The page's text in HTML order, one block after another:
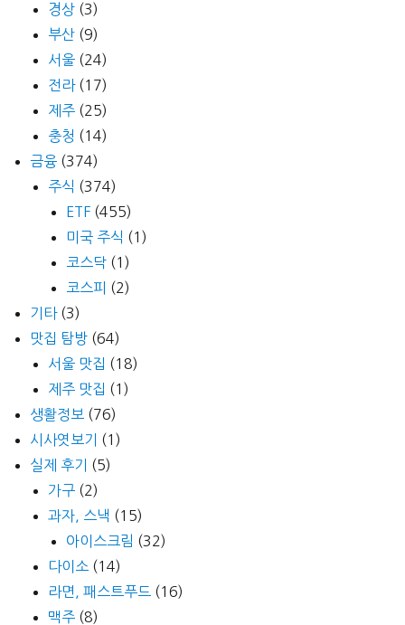
경상 (3)
부산 (9)
서울 (24)
전라(17)
제주 (25)
충청 (14)
금융 (374)
주식 (374)
ETF (455)
미국 주식 (1)
코스닥 (1)
코스피 (2)
기타(3)
맛집 탐방 (64)
서울 맛집 (18)
제주 맛집 (1)
생활정보 (76)
시사엿보기
(1)
실제 후기
(5)
가구 (2)
과자, 스낵 (15)
아이스크림 (32)
다이소 (14)
라면, 패스트푸드 (16)
맥주 (8)